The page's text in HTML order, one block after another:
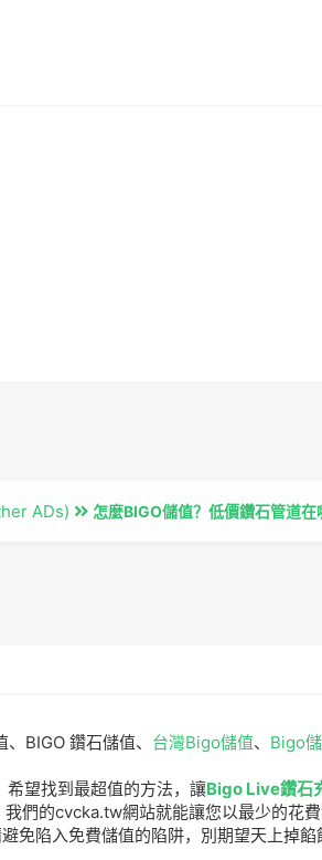
ADs) 怎麼BIGO儲值？低價鑽石管道在
BIGO 鑽石儲值、 台灣Bigo儲值、 Bigo
希望找到最超值的方法，讓Bigo Live鑽石
們的cvcka.tw網站就能讓您以最少的花
免陷入免費儲值的陷阱，別期望天上掉餡